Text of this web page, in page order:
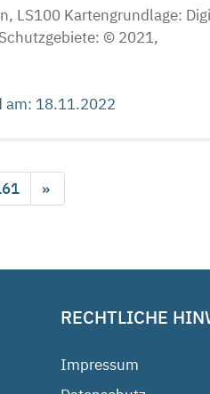
LS100 Kartengrundlage:
© 2021,
am: 18.11.2022
»
RECHTLICHE
Impressum